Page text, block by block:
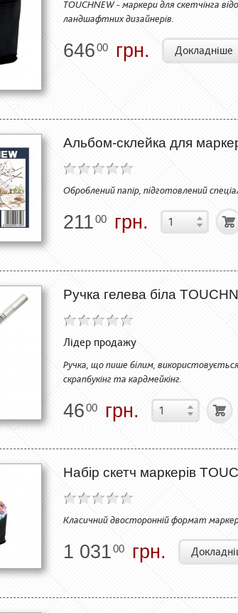
TOUCHNEW - маркери для скетчінга
ландшафтних дизайнерів.
64600 грн. Докладніше
Альбом-склейка для
Оброблений папір, підготовлений
21100 грн.
Ручка гелева біла
Лідер продажу
Ручка, що пише білим,
скрапбукінг та кардмейкінг.
4600 грн.
Набір скетч маркерів
Класичний двосторонній формат
1 03100 грн.